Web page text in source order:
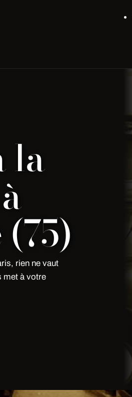
la
rien ne vaut
met à votre